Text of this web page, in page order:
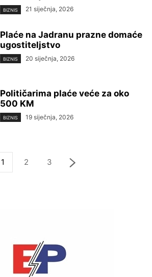
BIZNIS 21 siječnja, 2026
Plaće na Jadranu prazne domaće
ugostiteljstvo
BIZNIS 20 siječnja, 2026
Političarima plaće veće za oko
500 KM
BIZNIS 19 siječnja, 2026
1 2 3